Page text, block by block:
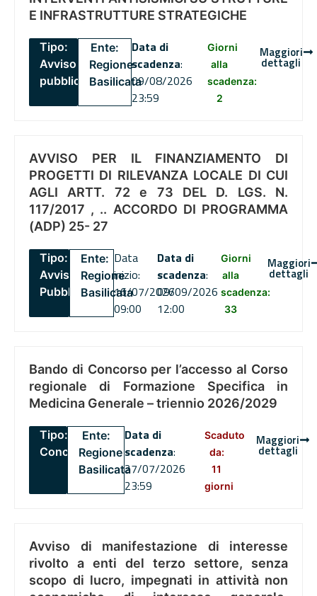
E INFRASTRUTTURE STRATEGICHE
Tipo:
Avviso
pubblico
Ente:
Regione
Basilicata
Data di
scadenza:
09/08/2026
23:59
Giorni
alla
scadenza:
2
Maggiori
dettagli
AVVISO PER IL FINANZIAMENTO DI
PROGETTI DI RILEVANZA LOCALE DI CUI
AGLI ARTT. 72 e 73 DEL D. LGS. N.
117/2017 , .. ACCORDO DI PROGRAMMA
(ADP) 25- 27
Tipo:
Avviso
Pubblico
Ente:
Regione
Basilicata
Data
inizio:
16/07/2026
09:00
Data di
scadenza:
09/09/2026
12:00
Giorni
alla
scadenza:
33
Maggiori
dettagli
Bando di Concorso per l’accesso al Corso
regionale di Formazione Specifica in
Medicina Generale – triennio 2026/2029
Tipo:
Concorsi
Ente:
Regione
Basilicata
Data di
scadenza:
27/07/2026
23:59
Scaduto
da:
11
giorni
Maggiori
dettagli
Avviso di manifestazione di interesse
rivolto a enti del terzo settore, senza
scopo di lucro, impegnati in attività non